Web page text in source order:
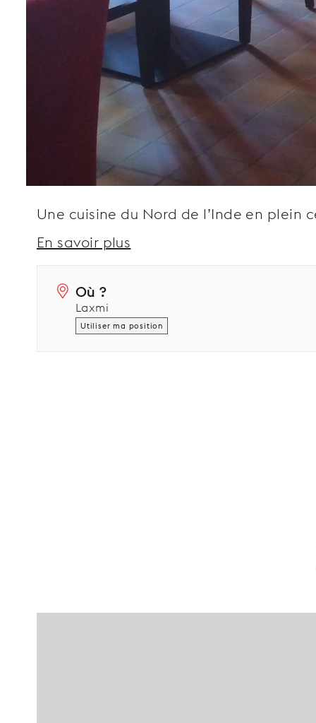
Où ?
Laxmi
Utiliser ma position
Une cuisine du Nord de l’Inde en plein
En savoir plus